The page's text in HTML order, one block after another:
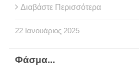
Διαβάστε Περισσότερα
22 Ιανουάριος 2025
Φάσμα...